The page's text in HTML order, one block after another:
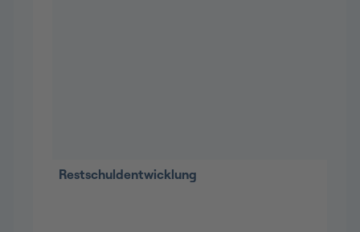
Restschuldentwicklung